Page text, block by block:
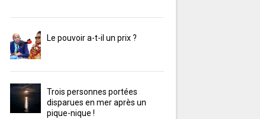
Le pouvoir a-t-il un prix ?
Trois personnes portées
disparues en mer après un
pique-nique !